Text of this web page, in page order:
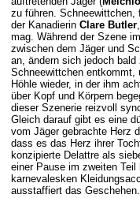
zu führen. Schneewittchen,
der Kanadierin Clare Butler
mag. Während der Szene
zwischen dem Jäger und
an, ändern sich jedoch
Schneewittchen entkommt,
Höhle wieder, in der ihm
über Kopf und Körpern
dieser Szenerie reizvoll
Gleich darauf gibt es eine
vom Jäger gebrachte Herz
dass es das Herz ihrer
konzipierte Delattre als
einer Pause im zweiten
karnevalesken
ausstaffiert das Geschehen.